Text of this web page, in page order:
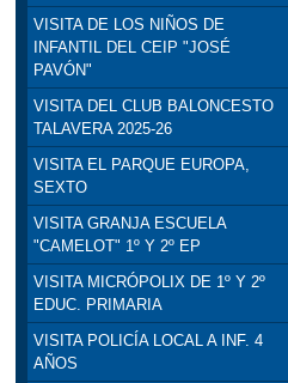
VISITA DE LOS NIÑOS DE
INFANTIL DEL CEIP "JOSÉ
PAVÓN"
VISITA DEL CLUB BALONCESTO
TALAVERA 2025-26
VISITA EL PARQUE EUROPA,
SEXTO
VISITA GRANJA ESCUELA
"CAMELOT" 1º Y 2º EP
VISITA MICRÓPOLIX DE 1º Y 2º
EDUC. PRIMARIA
VISITA POLICÍA LOCAL A INF. 4
AÑOS